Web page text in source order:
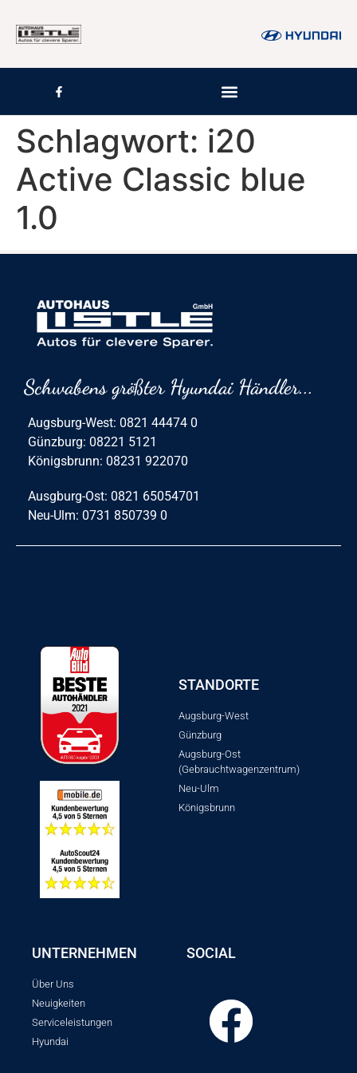
Schlagwort: i20
Active Classic blue
1.0
Schwabens größter Hyundai Händler...
Augsburg-West: 0821 44474 0
Günzburg: 08221 5121
Königsbrunn: 08231 922070
Ausgburg-Ost: 0821 65054701
Neu-Ulm: 0731 850739 0
STANDORTE
Augsburg-West
Günzburg
Augsburg-Ost
(Gebrauchtwagenzentrum)
Neu-Ulm
Königsbrunn
UNTERNEHMEN
Über Uns
Neuigkeiten
Serviceleistungen
Hyundai
SOCIAL